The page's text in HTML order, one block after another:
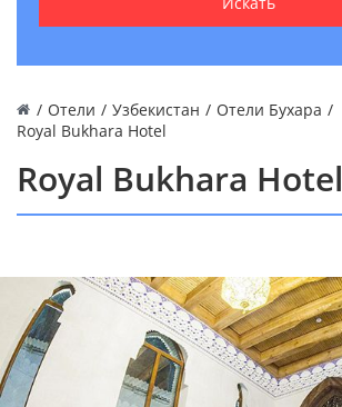
/ Отели / Узбекистан / Отели Бухара /
Royal Bukhara Hotel
Royal Bukhara Hotel